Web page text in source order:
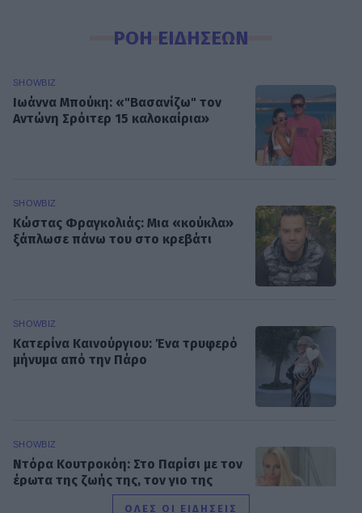
ΡΟΗ ΕΙΔΗΣΕΩΝ
SHOWBIZ
Ιωάννα Μπούκη: «"Βασανίζω" τον
Αντώνη Σρόιτερ 15 καλοκαίρια»
SHOWBIZ
Κώστας Φραγκολιάς: Μια «κούκλα»
ξάπλωσε πάνω του στο κρεβάτι
SHOWBIZ
Κατερίνα Καινούργιου: Ένα τρυφερό
μήνυμα από την Πάρο
SHOWBIZ
Ντόρα Κουτροκόη: Στο Παρίσι με τον
έρωτα της ζωής της, τον γιο της
ΟΛΕΣ ΟΙ ΕΙΔΗΣΕΙΣ